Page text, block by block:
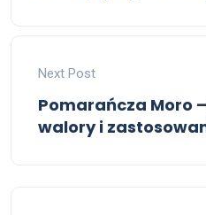
Next Post
Pomarańcza Moro
walory i